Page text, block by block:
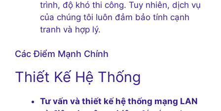
trình, độ khó thi công. Tuy nhiên, dịch vụ
của chúng tôi luôn đảm bảo tính cạnh
tranh và hợp lý.
Các Điểm Mạnh Chính
Thiết Kế Hệ Thống
Tư vấn và thiết kế hệ thống mạng LAN